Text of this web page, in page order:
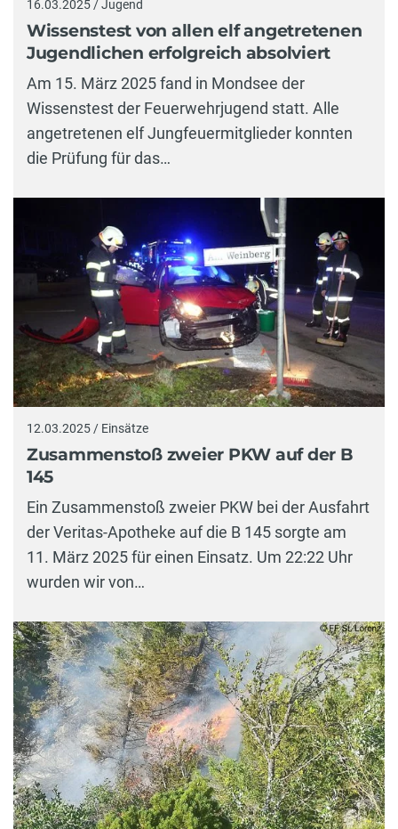
16.03.2025 / Jugend
Wissenstest von allen elf angetretenen
Jugendlichen erfolgreich absolviert
Am 15. März 2025 fand in Mondsee der
Wissenstest der Feuerwehrjugend statt. Alle
angetretenen elf Jungfeuermitglieder konnten
die Prüfung für das…
12.03.2025 / Einsätze
Zusammenstoß zweier PKW auf der B
145
Ein Zusammenstoß zweier PKW bei der Ausfahrt
der Veritas-Apotheke auf die B 145 sorgte am
11. März 2025 für einen Einsatz. Um 22:22 Uhr
wurden wir von…